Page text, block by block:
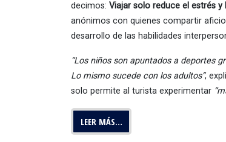
decimos: Viajar solo reduce el estrés y
anónimos con quienes compartir
desarrollo de las habilidades
“Los niños son apuntados a deportes
Lo mismo sucede con los adultos”,
solo permite al turista experimentar
LEER MÁS…